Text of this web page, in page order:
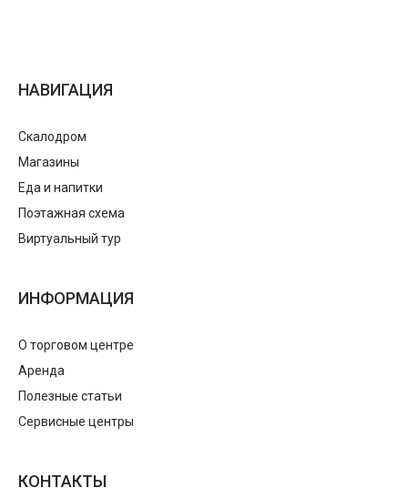
НАВИГАЦИЯ
Скалодром
Магазины
Еда и напитки
Поэтажная схема
Виртуальный тур
ИНФОРМАЦИЯ
О торговом центре
Аренда
Полезные статьи
Сервисные центры
КОНТАКТЫ